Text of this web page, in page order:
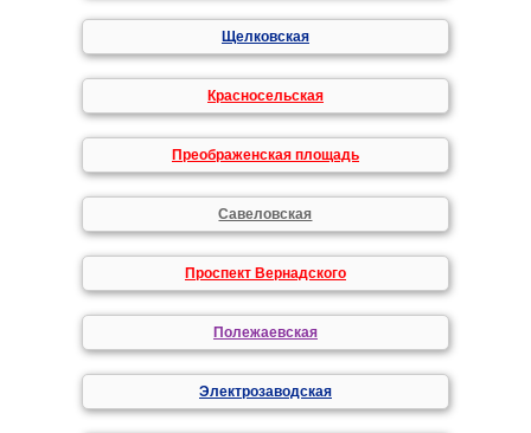
Щелковская
Красносельская
Преображенская площадь
Савеловская
Проспект Вернадского
Полежаевская
Электрозаводская